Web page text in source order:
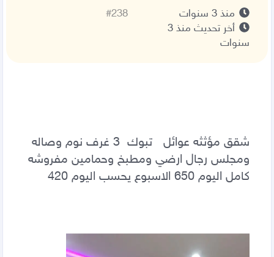
منذ 3 سنوات
أخر تحديث منذ 3
سنوات
#238
كامل اليوم 650 الاسبوع يحسب اليوم 420